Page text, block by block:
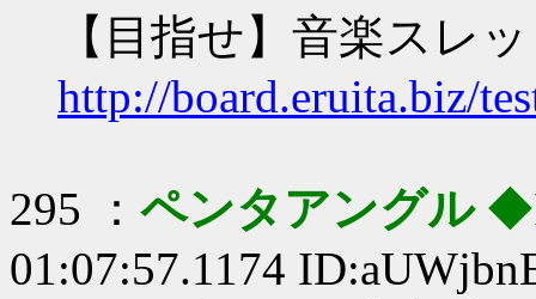
【目指せ】音楽スレ
http://board.eruita.biz/
295 ： ペンタアングル
01:07:57.1174